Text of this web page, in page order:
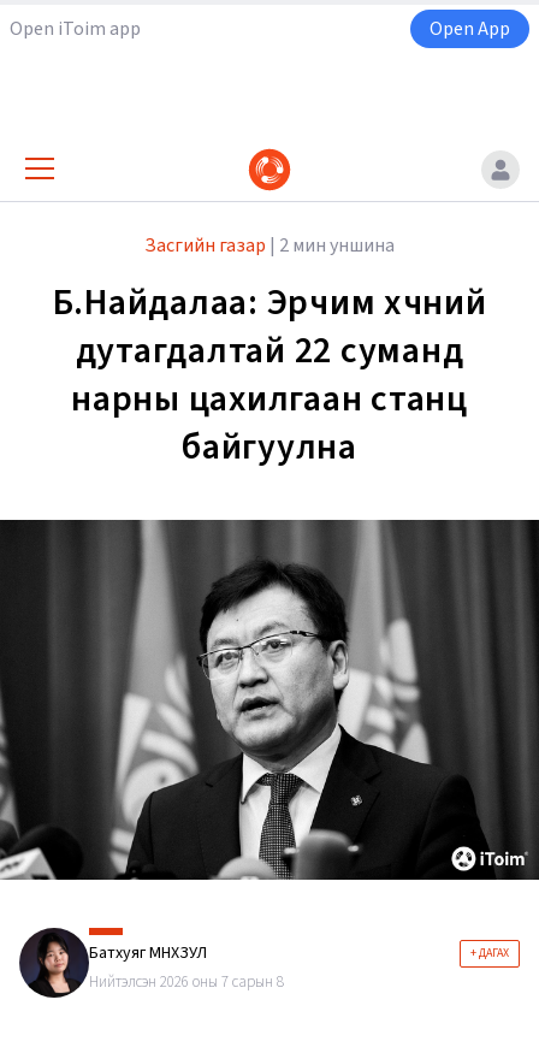
Open iToim app Open App
Засгийн газар | 2 мин уншина
Б.Найдалаа: Эрчим хүчний
дутагдалтай 22 суманд
нарны цахилгаан станц
байгуулна
Батхуяг МӨНХЗУЛ + ДАГАХ
Нийтэлсэн 2026 оны 7 сарын 8